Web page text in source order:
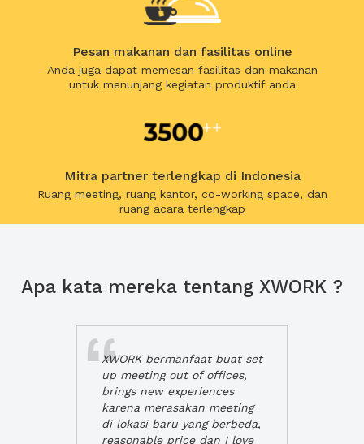
Pesan makanan dan fasilitas online
Anda juga dapat memesan fasilitas dan makanan
untuk menunjang kegiatan produktif anda
Mitra partner terlengkap di Indonesia
Ruang meeting, ruang kantor, co-working space, dan
ruang acara terlengkap
Apa kata mereka tentang XWORK ?
XWORK bermanfaat buat set
up meeting out of offices,
brings new experiences
karena merasakan meeting
di lokasi baru yang berbeda,
reasonable price dan I love